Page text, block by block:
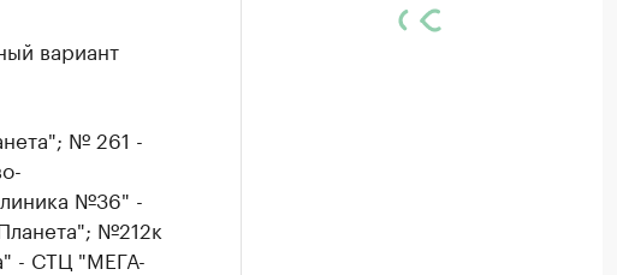
вариант
№ 261 -
№36" -
№212к
- СТЦ "МЕГА-